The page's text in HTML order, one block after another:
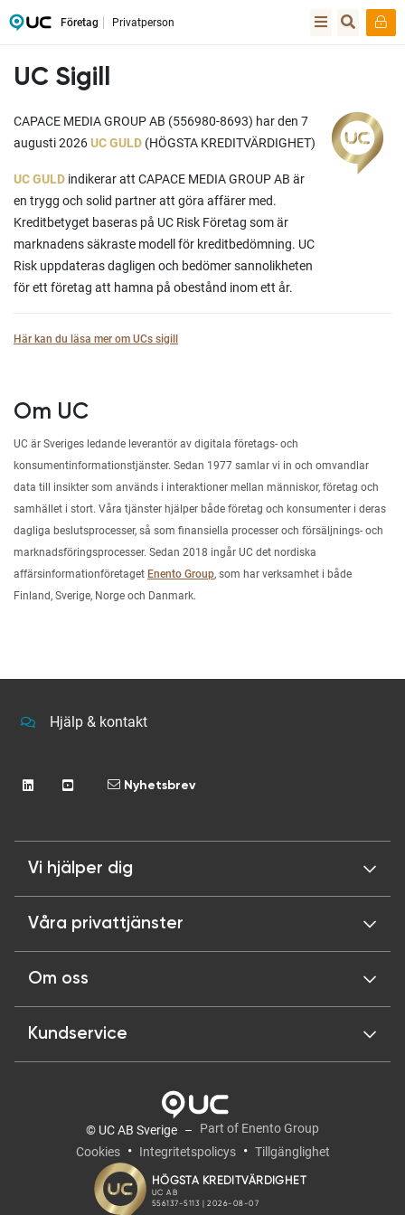
Företag Privatperson
UC Sigill
CAPACE MEDIA GROUP AB (556980-8693) har den 7
augusti 2026UC GULD (HÖGSTA KREDITVÄRDIGHET)
UC GULD indikerar att CAPACE MEDIA GROUP AB är
en trygg och solid partner att göra affärer med.
Kreditbetyget baseras på UC Risk Företag som är
marknadens säkraste modell för kreditbedömning. UC
Risk uppdateras dagligen och bedömer sannolikheten
för ett företag att hamna på obestånd inom ett år.
Här kan du läsa mer om UCs sigill
Om UC
UC är Sveriges ledande leverantör av digitala företags- och
konsumentinformationstjänster. Sedan 1977 samlar vi in och omvandlar
data till insikter som används i interaktioner mellan människor, företag och
samhället i stort. Våra tjänster hjälper både företag och konsumenter i deras
dagliga beslutsprocesser, så som finansiella processer och försäljnings- och
marknadsföringsprocesser. Sedan 2018 ingår UC det nordiska
affärsinformationföretaget Enento Group, som har verksamhet i både
Finland, Sverige, Norge och Danmark.
Hjälp & kontakt
Nyhetsbrev
Vi hjälper dig
Våra privattjänster
Om oss
Kundservice
© UC AB Sverige
Part of Enento Group
Cookies
Integritetspolicys Tillgänglighet